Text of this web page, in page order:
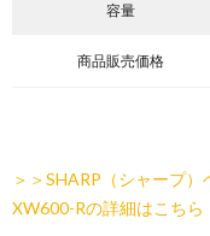
容量
商品販売価格
＞＞SHARP（シャープ
XW600-Rの詳細はこちら